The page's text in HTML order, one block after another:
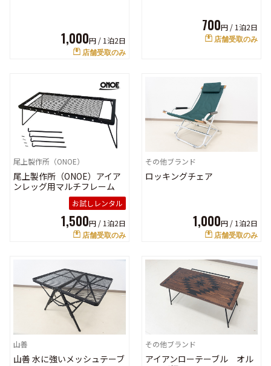
1,000円 / 1泊2日
店舗受取のみ
700円 / 1泊2日
店舗受取のみ
尾上製作所（ONOE）
尾上製作所（ONOE）アイア
ンレッグ用マルチフレーム
お試しレンタル
1,500円 / 1泊2日
店舗受取のみ
その他ブランド
ロッキングチェア
1,000円 / 1泊2日
店舗受取のみ
山善
山善 水に強いメッシュテーブ
その他ブランド
アイアンローテーブル オル